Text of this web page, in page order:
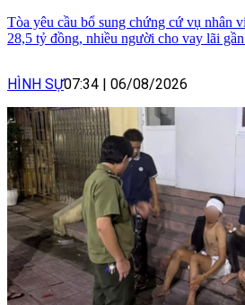
Tòa yêu cầu bổ sung chứng cứ vụ nhân
28,5 tỷ đồng, nhiều người cho vay lãi
HÌNH SỰ07:34 06/08/2026